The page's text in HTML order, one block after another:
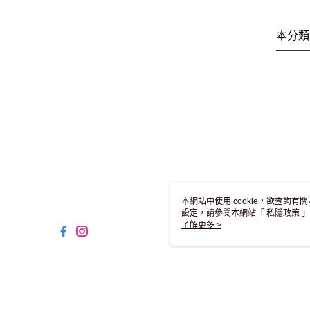
本分
本網站中使用 cookie，欲查詢有
設定，請參閱本網站「 私隱政策
用 cookie。
了解更多 >